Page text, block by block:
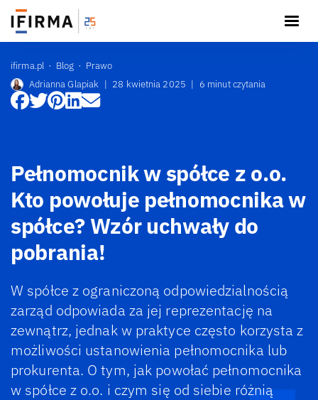
ifirma.pl Blog
Prawo
Adrianna Glapiak | 28 kwietnia 2025 | 6 minut czytania
Pełnomocnik w spółce z o.o.
Kto powołuje pełnomocnika w
spółce? Wzór uchwały do
pobrania!
W spółce z ograniczoną odpowiedzialnością
zarząd odpowiada za jej reprezentację na
zewnątrz, jednak w praktyce często korzysta z
możliwości ustanowienia pełnomocnika lub
prokurenta. O tym, jak powołać pełnomocnika
w spółce z o.o. i czym się od siebie różnią